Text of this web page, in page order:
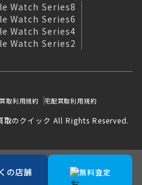
Watch Series8
Watch Series6
Watch Series4
Watch Series2
取利用規約 宅配買取利用規約
のクイック All Rights Reserved.
の店舗 無料査定